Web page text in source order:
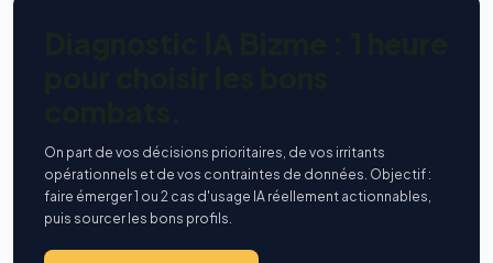
On part de vos décisions prioritaires, de vos irritants
opérationnels et de vos contraintes de données. Objectif :
faire émerger 1 ou 2 cas d'usage IA réellement actionnables,
puis sourcer les bons profils.